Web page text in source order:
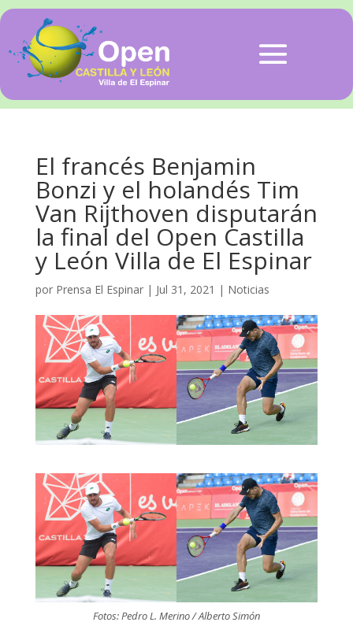
El francés Benjamin
Bonzi y el holandés Tim
Van Rijthoven disputarán
la final del Open Castilla
y León Villa de El Espinar
por Prensa El Espinar| Jul 31, 2021 | Noticias
Fotos: Pedro L. Merino / Alberto Simón